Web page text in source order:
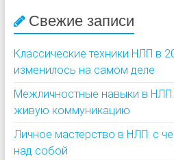
Свежие записи
Классические техники НЛП в
изменилось на самом деле
Межличностные навыки в НЛП:
живую коммуникацию
Личное мастерство в НЛП: с
над собой